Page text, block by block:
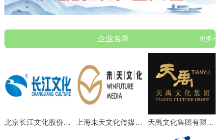
企业名录 更多+
北京长江文化股份有限公司 上海未天文化传媒有限公司 天禹文化集团有限公司